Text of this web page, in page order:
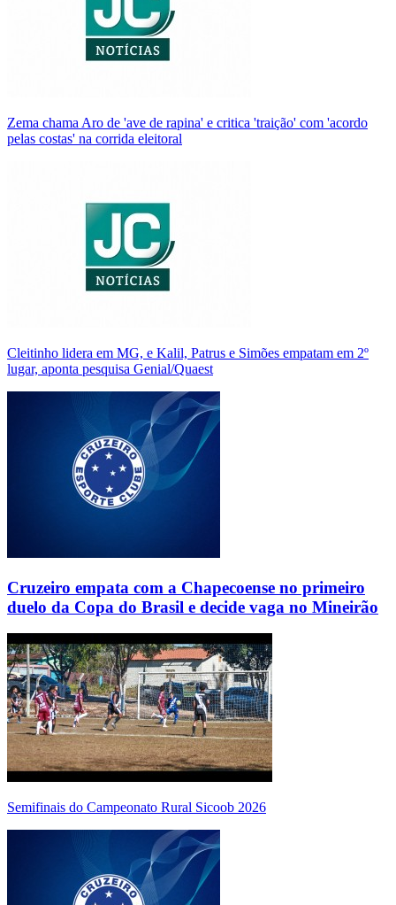
Zema chama Aro de 'ave de rapina' e critica 'traição' com 'acordo
pelas costas' na corrida eleitoral
Cleitinho lidera em MG, e Kalil, Patrus e Simões empatam em 2º
lugar, aponta pesquisa Genial/Quaest
Cruzeiro empata com a Chapecoense no primeiro
duelo da Copa do Brasil e decide vaga no Mineirão
Semifinais do Campeonato Rural Sicoob 2026